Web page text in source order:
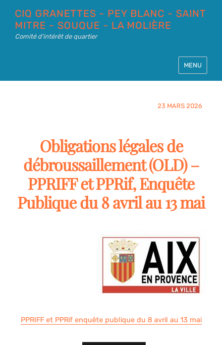
CIQ GRANETTES - PEY BLANC - SAINT
MITRE - SOUQUE - LA MOLIÈRE
Comité d'intérêt de quartier
MENU
23 MARS 2026
Obligations légales de
débroussaillement (OLD) –
PPRIFF et PPRif, Enquête
Publique du 8 avril au 13 mai
PPRIFF et PPRif enquête publique du 8 avril au 13 mai